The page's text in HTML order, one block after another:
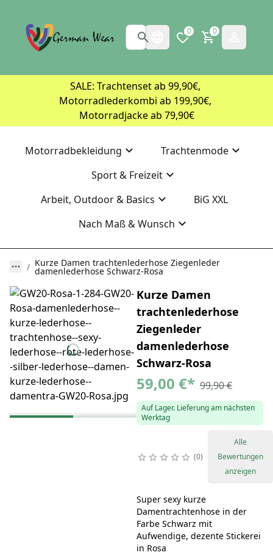
0 0
SALE: Trachtenset ab 99,90€,
Motorradlederkombi ab 199,90€,
Motorradjacke ab 79,90€
Motorradbekleidung
Trachtenmode
Sport & Freizeit
Arbeit, Outdoor & Basics
BiG XXL
Nach Maß & Wunsch
Kurze Damen trachtenlederhose Ziegenleder
damenlederhose Schwarz-Rosa
Kurze Damen
trachtenlederhose
Ziegenleder
damenlederhose
Schwarz-Rosa
59,00 €* 99,90 €
Auf Lager. Lieferung am nächsten
Werktag
0
Alle
Bewertungen
anzeigen
Super sexy kurze
Damentrachtenhose in der
Farbe Schwarz mit
Aufwendige, dezente Stickerei
in Rosa